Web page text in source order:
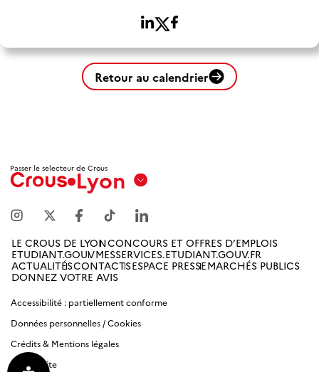
Retour au calendrier
Passer le selecteur de Crous
Lyon
Marseille
Amiens
Picardie
Antilles
Guyane
LE CROUS DE LYONCONCOURS ET OFFRES D’EMPLOIS
ETUDIANT.GOUVMESSERVICES.ETUDIANT.GOUV.FR
ACTUALITÉSCONTACTSESPACE PRESSEMARCHÉS PUBLICS
DONNEZ VOTRE AVIS
Accessibilité : partiellement conforme
Données personnelles / Cookies
Crédits & Mentions légales
Plan du site